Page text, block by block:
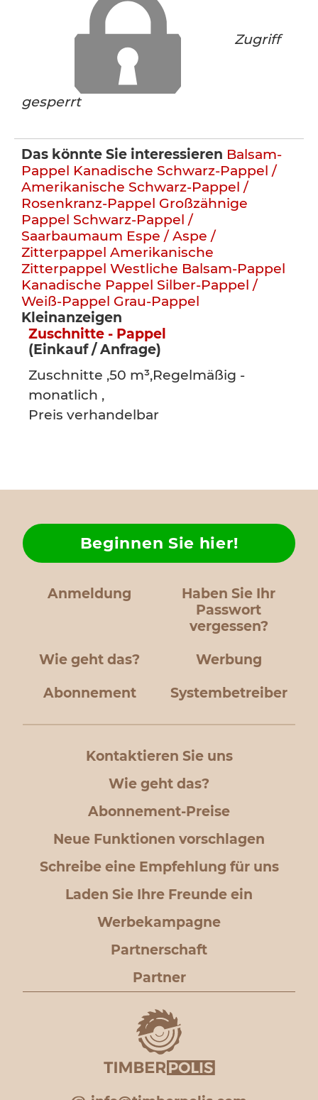
Zugriff
gesperrt
Das könnte Sie interessieren Balsam-
Pappel Kanadische Schwarz-Pappel /
Amerikanische Schwarz-Pappel /
Rosenkranz-Pappel Großzähnige
Pappel Schwarz-Pappel /
Saarbaumaum Espe / Aspe /
Zitterpappel Amerikanische
Zitterpappel Westliche Balsam-Pappel
Kanadische Pappel Silber-Pappel /
Weiß-Pappel Grau-Pappel
Kleinanzeigen
Zuschnitte - Pappel
(Einkauf / Anfrage)
Zuschnitte ,50 m³,Regelmäßig -
monatlich ,
Preis verhandelbar
Anmeldung
Haben Sie Ihr
Passwort
vergessen?
Wie geht das?
Beginnen Sie hier!
Werbung
Abonnement Systembetreiber
Kontaktieren Sie uns
Wie geht das?
Abonnement-Preise
Neue Funktionen vorschlagen
Schreibe eine Empfehlung für uns
Laden Sie Ihre Freunde ein
Werbekampagne
Partnerschaft
Partner